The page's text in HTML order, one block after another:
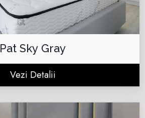
Pat Sky Gray
Vezi Detalii